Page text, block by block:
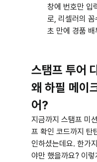
창에 번호만 입
로, 리셀러의
초 만에 경품
스탬프 투어
왜 하필 메이
어?
지금까지 스탬프 미
프 확인 코드까지 탄
인하셨는데요. 한가
야만 했을까요? 이